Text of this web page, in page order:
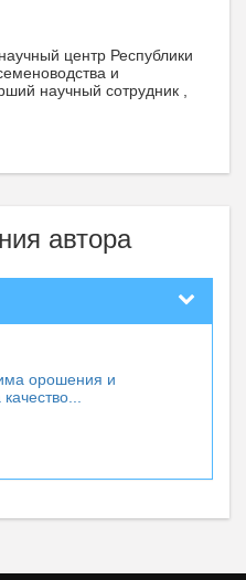
центр Республики
и
научный сотрудник ,
автора
орошения и